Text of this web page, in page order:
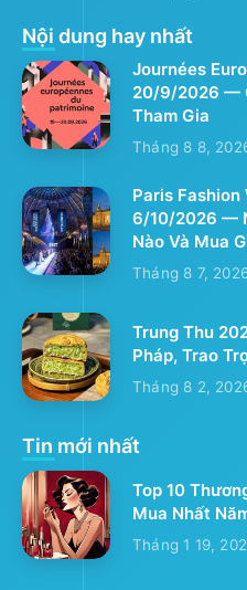
Nội dung hay nhất
Journées
20/9/2026 —
Tham Gia
Tháng 8 8,
Paris Fashion
6/10/2026 —
Nào Và Mua
Tháng 8 7,
Trung Thu
Pháp, Trao
Tháng 8 2,
Tin mới nhất
Top 10
Mua Nhất
Tháng 1 19,